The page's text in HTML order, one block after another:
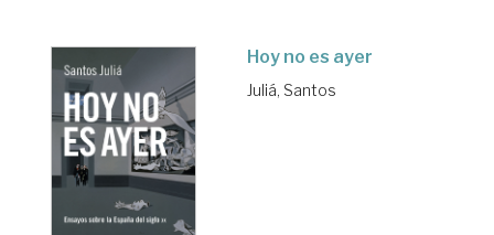
Hoy no es ayer
Juliá, Santos